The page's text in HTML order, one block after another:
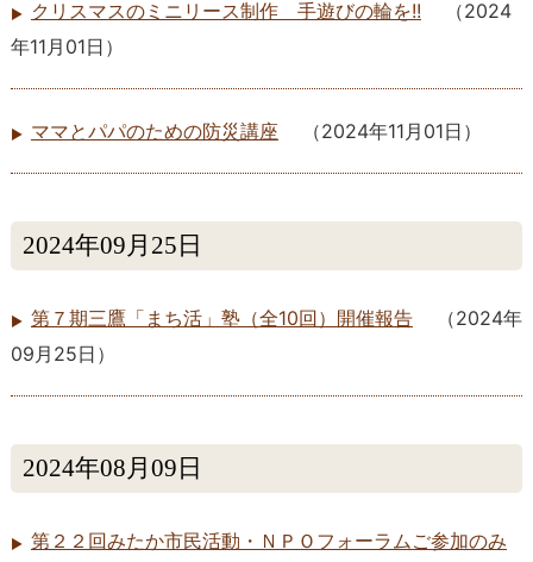
クリスマスのミニリース制作 手遊びの輪を!! （2024
年11月01日 ）
ママとパパのための防災講座 （2024年11月01日 ）
2024年09月25日
第７期三鷹「まち活」塾（全10回）開催報告 （2024年
09月25日 ）
2024年08月09日
第２２回みたか市民活動・ＮＰＯフォーラムご参加のみ